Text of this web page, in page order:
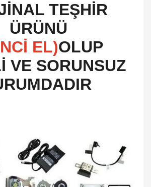
TEŞHİR
ÜRÜNÜ
EL)OLUP
VE SORUNSUZ